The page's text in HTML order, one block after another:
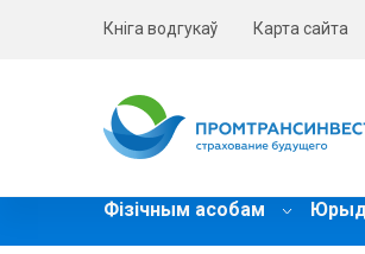
Кніга водгукаў Карта сайта
Фізічным асобам